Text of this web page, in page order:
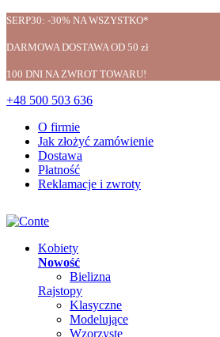
SERP30: -30% NA WSZYSTKO*
DARMOWA DOSTAWA OD 50 zł
100 DNI NA ZWROT TOWARU!
+48 500 503 636
O firmie
Jak złożyć zamówienie
Dostawa
Płatność
Reklamacje i zwroty
Kobiety
Nowość
Bielizna
Rajstopy
Klasyczne
Modelujące
Wzorzyste